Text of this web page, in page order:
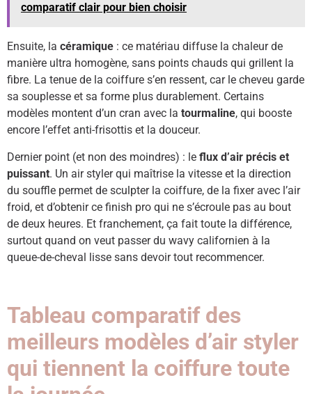
comparatif clair pour bien choisir
Ensuite, la céramique : ce matériau diffuse la chaleur de
manière ultra homogène, sans points chauds qui grillent la
fibre. La tenue de la coiffure s’en ressent, car le cheveu garde
sa souplesse et sa forme plus durablement. Certains
modèles montent d’un cran avec la tourmaline, qui booste
encore l’effet anti-frisottis et la douceur.
Dernier point (et non des moindres) : le flux d’air précis et
puissant. Un air styler qui maîtrise la vitesse et la direction
du souffle permet de sculpter la coiffure, de la fixer avec l’air
froid, et d’obtenir ce finish pro qui ne s’écroule pas au bout
de deux heures. Et franchement, ça fait toute la différence,
surtout quand on veut passer du wavy californien à la
queue-de-cheval lisse sans devoir tout recommencer.
Tableau comparatif des
meilleurs modèles d’air styler
qui tiennent la coiffure toute